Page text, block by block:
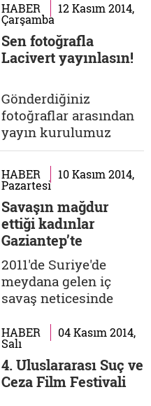
HABER 12 Kasım 2014,
Çarşamba
Sen fotoğrafla
Lacivert yayınlasın!
Gönderdiğiniz
fotoğraflar arasından
yayın kurulumuz
tarafından seçilecek
olan fotoğraf her hafta
sitemizde ve sürpriz
zamanlarda
Lacivert'in Instagram
hesabında
yayınlanacak. Tek
yapmanız gereken
fotoğraflarınızı ve bu
fotoğrafların kısa
HABER 10 Kasım 2014,
Pazartesi
Savaşın mağdur
ettiği kadınlar
Gaziantep’te
konuşuluyor
2011'de Suriye'de
meydana gelen iç
savaş neticesinde
yollarla gelen ve
sayıları her geçen gün
artan sığınmacılara,
Türkiye 'açık kapı
HABER 04 Kasım 2014,
Salı
4. Uluslararası Suç ve
Ceza Film Festivali